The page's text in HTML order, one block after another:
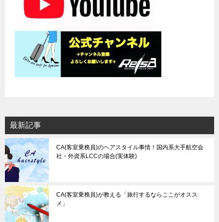
最新記事
CA(客室乗務員)のヘアスタイル事情！国内系大手航空会
社・外資系LCCの場合(実体験)
CA(客室乗務員)が教える「旅行するならここがオスス
メ」